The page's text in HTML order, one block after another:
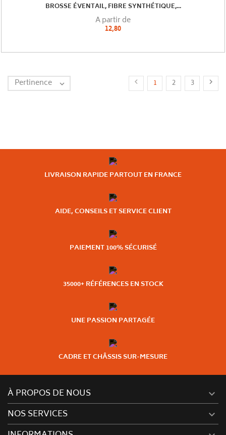
BROSSE ÉVENTAIL, FIBRE SYNTHÉTIQUE,...
A partir de
12,80
Pertinence   1 2 3 
LIVRAISON RAPIDE PARTOUT EN FRANCE
AIDE, CONSEILS ET SERVICE CLIENT
PAIEMENT 100% SÉCURISÉ
35000+ RÉFÉRENCES EN STOCK
UNE PASSION PARTAGÉE
CADRE ET CHÂSSIS SUR-MESURE
À PROPOS DE NOUS 
NOS SERVICES 